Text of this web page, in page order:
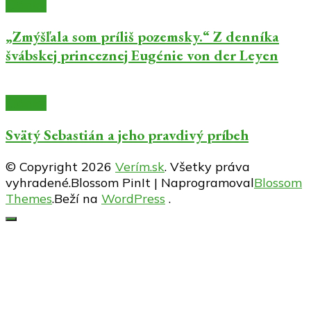
„Zmýšľala som príliš pozemsky.“ Z denníka
švábskej princeznej Eugénie von der Leyen
Svätý Sebastián a jeho pravdivý príbeh
© Copyright 2026 Verím.sk. Všetky práva
vyhradené.Blossom PinIt | NaprogramovalBlossom
Themes.Beží na WordPress .